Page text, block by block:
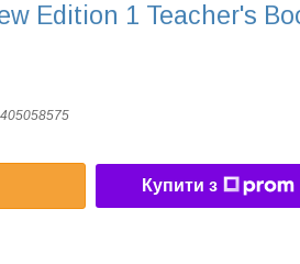
Edition 1 Teacher's
Купити з